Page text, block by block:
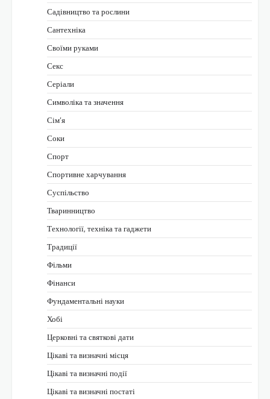
Садівництво та рослини
Сантехніка
Своїми руками
Секс
Серіали
Символіка та значення
Сім’я
Соки
Спорт
Спортивне харчування
Суспільство
Тваринництво
Технології, техніка та гаджети
Традиції
Фільми
Фінанси
Фундаментальні науки
Хобі
Церковні та святкові дати
Цікаві та визначні місця
Цікаві та визначні події
Цікаві та визначні постаті